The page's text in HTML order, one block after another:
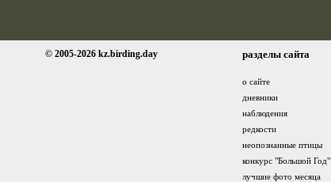
© 2005-2026 kz.birding.day разделы сайта
о сайте
дневники
наблюдения
редкости
неопознанные птицы
конкурс "Большой Год"
лучшие фото месяца